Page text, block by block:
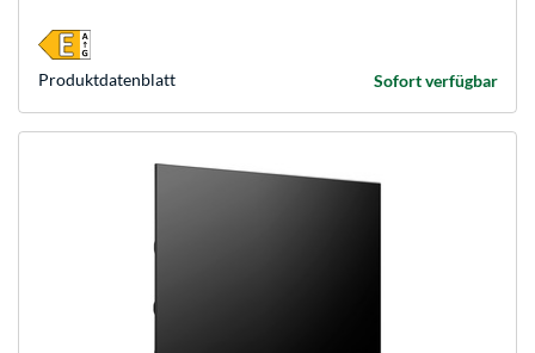
Sofort verfügbar
Produkt­datenblatt